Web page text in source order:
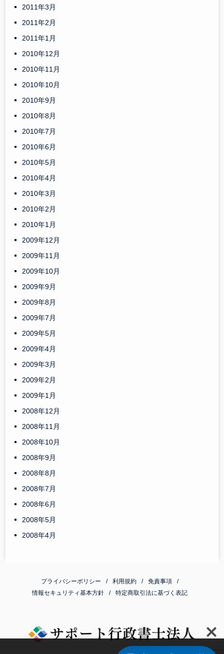
2011年3月
2011年2月
2011年1月
2010年12月
2010年11月
2010年10月
2010年9月
2010年8月
2010年7月
2010年6月
2010年5月
2010年4月
2010年3月
2010年2月
2010年1月
2009年12月
2009年11月
2009年10月
2009年9月
2009年8月
2009年7月
2009年5月
2009年4月
2009年3月
2009年2月
2009年1月
2008年12月
2008年11月
2008年10月
2008年9月
2008年8月
2008年7月
2008年6月
2008年5月
2008年4月
プライバシーポリシー 利用規約
免責事項
情報セキュリティ基本方針
特定商取引法に基づく表記